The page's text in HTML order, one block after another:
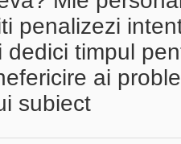
penalizezi
dedici timpul
ai
subiect